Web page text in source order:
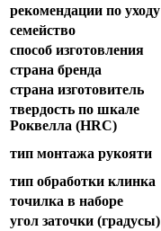
рекомендации по уходу
семейство
способ изготовления
страна бренда
страна изготовитель
твердость по шкале
Роквелла (HRC)
тип монтажа рукояти
тип обработки клинка
точилка в наборе
угол заточки (градусы)